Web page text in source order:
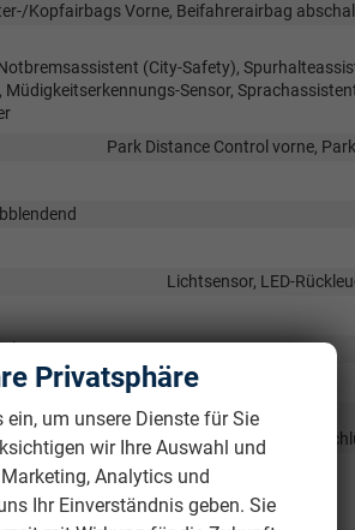
Kopfairbags Vorne, Beifahrerairbag
(City-Safety),
Müdigkeitserkennungs-Sensor,
Park Distance Control vorne,
Lichtsensor, LED-
mit Funkfernbedienung,
Privatsphäre
ein, um unsere Dienste für Sie
wir Ihre Auswahl und
Analytics und
Ihr Einverständnis geben. Sie